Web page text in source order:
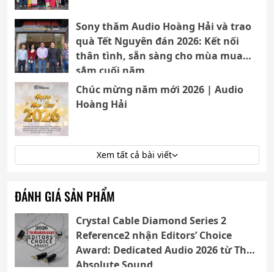
Sony thăm Audio Hoàng Hải và trao
quà Tết Nguyên đán 2026: Kết nối
thân tình, sẵn sàng cho mùa mua
sắm cuối năm
Chúc mừng năm mới 2026 | Audio
Hoàng Hải
Xem tất cả bài viết
ĐÁNH GIÁ SẢN PHẨM
Crystal Cable Diamond Series 2
Reference2 nhận Editors’ Choice
Award: Dedicated Audio 2026 từ The
Absolute Sound